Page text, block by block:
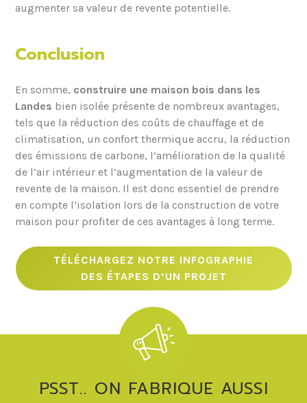
augmenter sa valeur de revente potentielle.
Conclusion
En somme, construire une maison bois dans les
Landes bien isolée présente de nombreux avantages,
tels que la réduction des coûts de chauffage et de
climatisation, un confort thermique accru, la réduction
des émissions de carbone, l’amélioration de la qualité
de l’air intérieur et l’augmentation de la valeur de
revente de la maison. Il est donc essentiel de prendre
en compte l’isolation lors de la construction de votre
maison pour profiter de ces avantages à long terme.
TÉLÉCHARGEZ NOTRE INFOGRAPHIE
DES ÉTAPES D’UN PROJET
PSST.. ON FABRIQUE AUSSI